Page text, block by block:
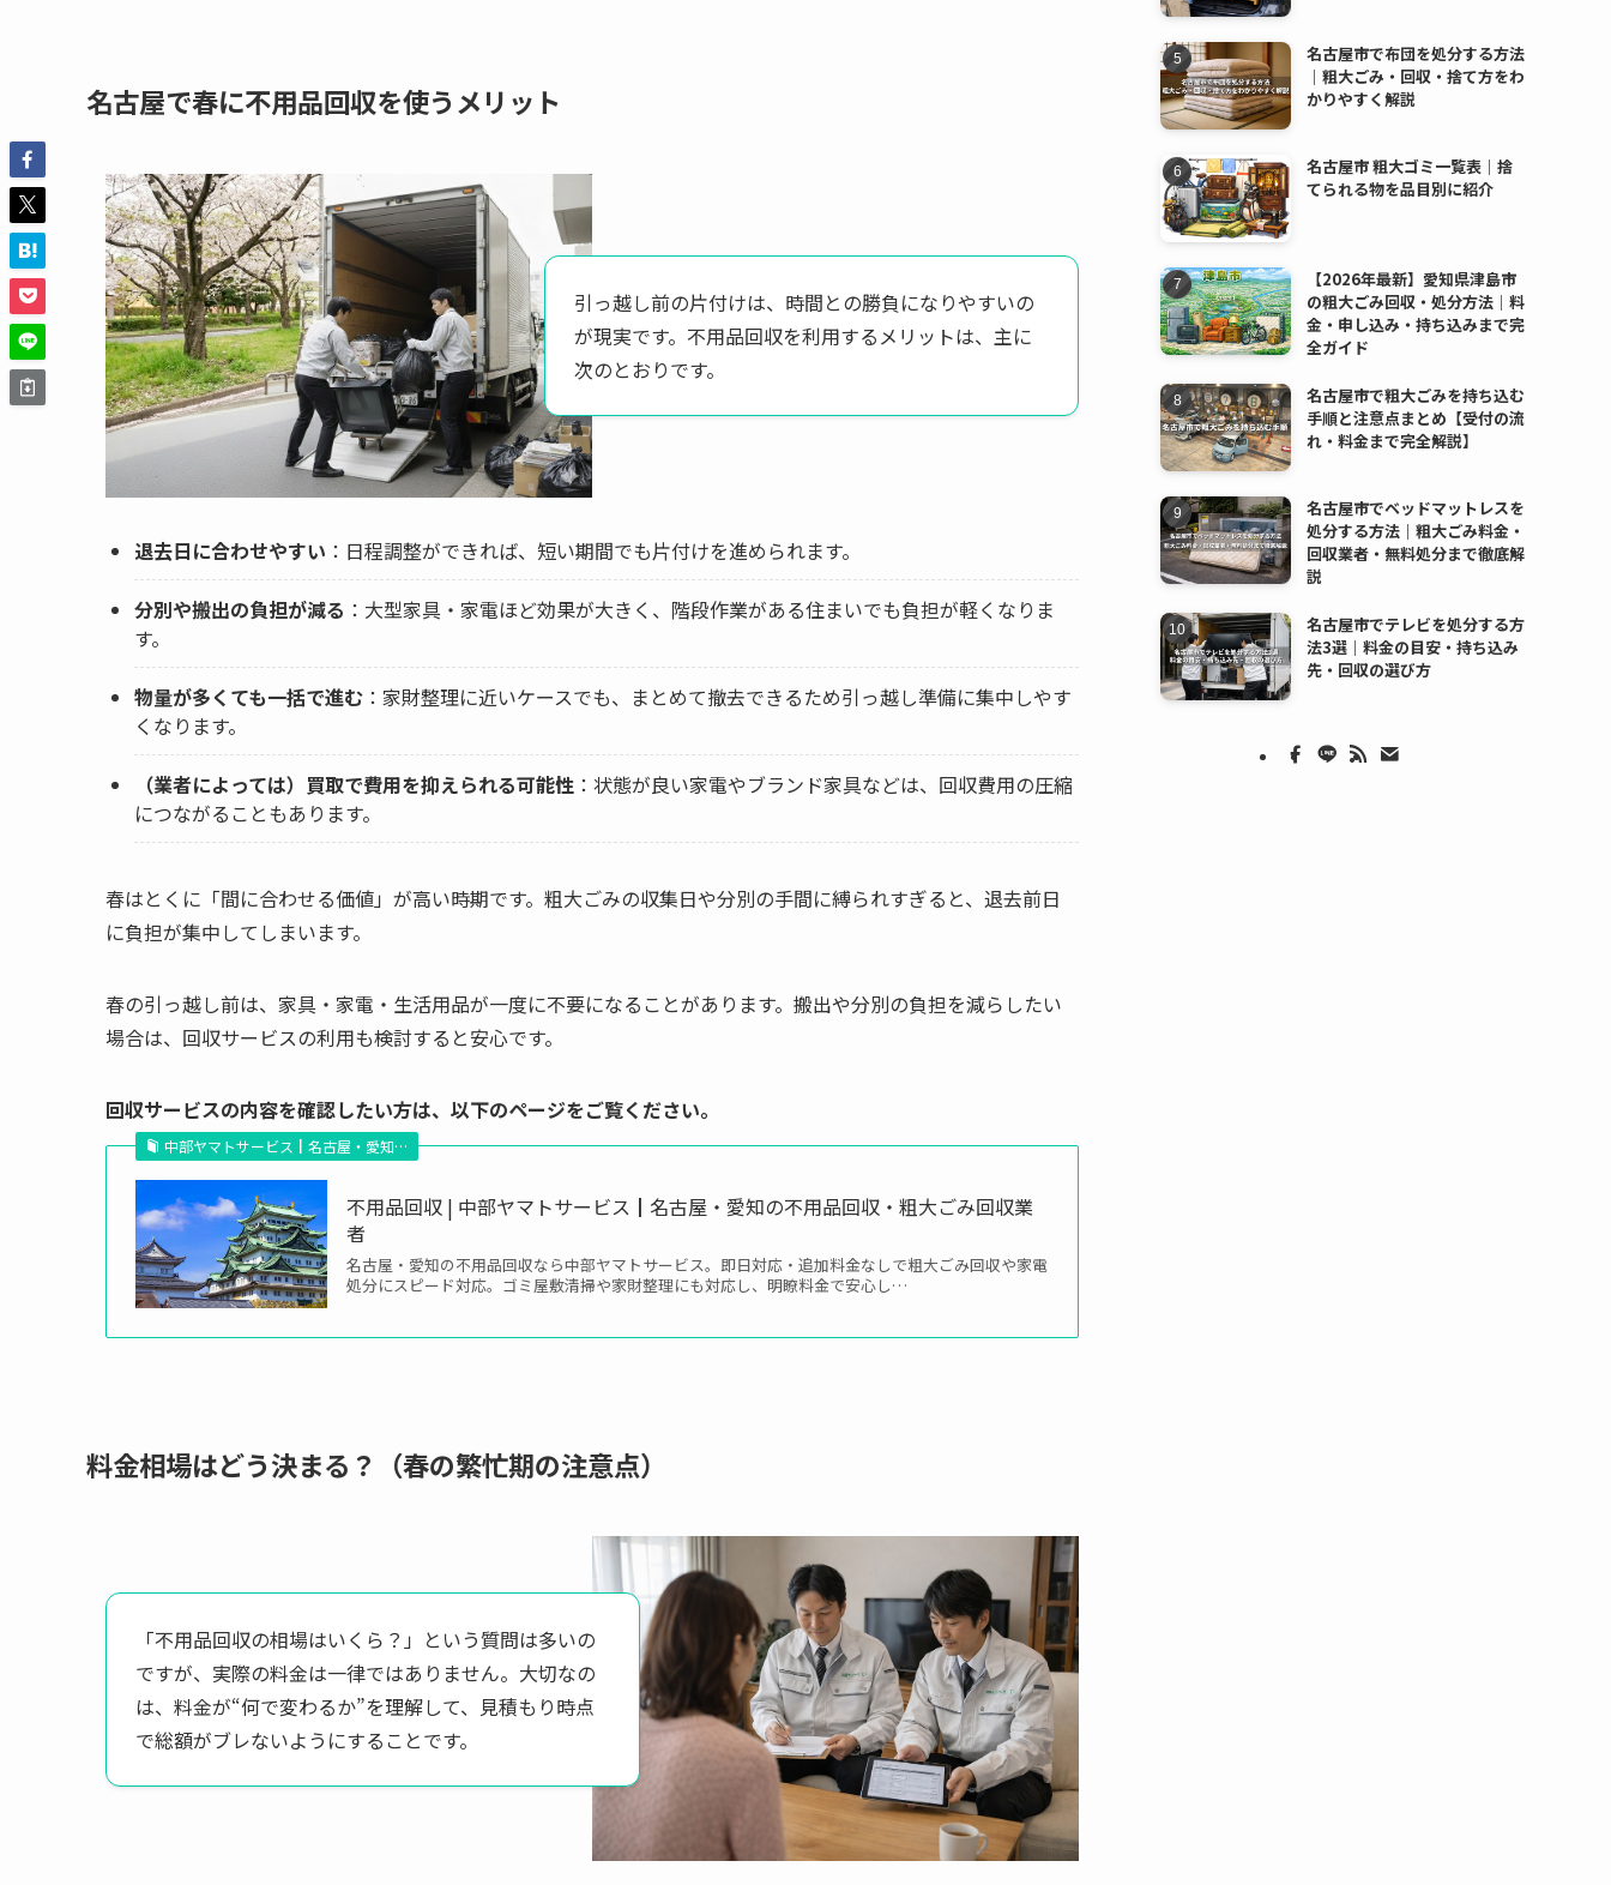
名古屋で春に不用品回収を使うメリット
引っ越し前の片付けは、時間との勝負になりやすいの
が現実です。不用品回収を利用するメリットは、主に
次のとおりです。
退去日に合わせやすい ：日程調整ができれば、短い期間でも片付けを進められます。
分別や搬出の負担が減る ：大型家具・家電ほど効果が大きく、階段作業がある住まいでも負担が軽くなりま
す。
物量が多くても一括で進む ：家財整理に近いケースでも、まとめて撤去できるため引っ越し準備に集中しやす
くなります。
（業者によっては）買取で費用を抑えられる可能性 ：状態が良い家電やブランド家具などは、回収費用の圧縮
につながることもあります。
春はとくに「間に合わせる価値」が高い時期です。粗大ごみの収集日や分別の手間に縛られすぎると、退去前日
に負担が集中してしまいます。
春の引っ越し前は、家具・家電・生活用品が一度に不要になることがあります。搬出や分別の負担を減らしたい
場合は、回収サービスの利用も検討すると安心です。
回収サービスの内容を確認したい方は、以下のページをご覧ください。
中部ヤマトサービス┃名古屋・愛知…
不用品回収 | 中部ヤマトサービス┃名古屋・愛知の不用品回収・粗大ごみ回収業
者
名古屋・愛知の不用品回収なら中部ヤマトサービス。即日対応・追加料金なしで粗大ごみ回収や家電
処分にスピード対応。ゴミ屋敷清掃や家財整理にも対応し、明瞭料金で安心し…
料金相場はどう決まる？（春の繁忙期の注意点）
「不用品回収の相場はいくら？」という質問は多いの
ですが、実際の料金は一律ではありません。大切なの
は、料金が“何で変わるか”を理解して、見積もり時点
で総額がブレないようにすることです。
名古屋市で布団を処分する方法
｜粗大ごみ・回収・捨て方をわ
かりやすく解説
名古屋市 粗大ゴミ一覧表｜捨
てられる物を品目別に紹介
【2026年最新】愛知県津島市
の粗大ごみ回収・処分方法｜料
金・申し込み・持ち込みまで完
全ガイド
名古屋市で粗大ごみを持ち込む
手順と注意点まとめ【受付の流
れ・料金まで完全解説】
名古屋市でベッドマットレスを
処分する方法｜粗大ごみ料金・
回収業者・無料処分まで徹底解
説
名古屋市でテレビを処分する方
法3選｜料金の目安・持ち込み
先・回収の選び方